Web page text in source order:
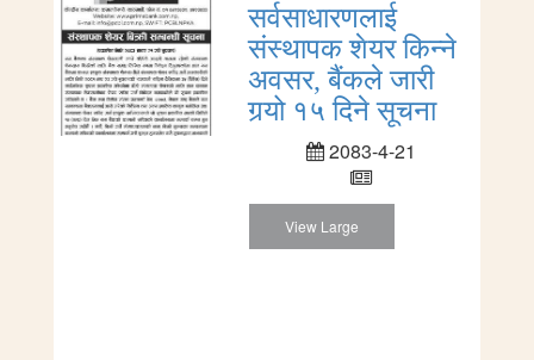
सर्वसाधारणलाई
संस्थापक शेयर किन्ने
अवसर, बैंकले जारी
गर्‍यो १५ दिने सूचना
2083-4-21
View Large